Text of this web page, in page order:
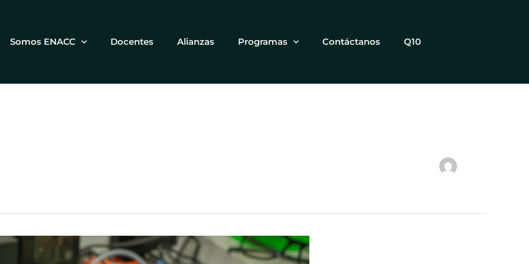
Somos ENACC Docentes Alianzas Programas Contáctanos Q10